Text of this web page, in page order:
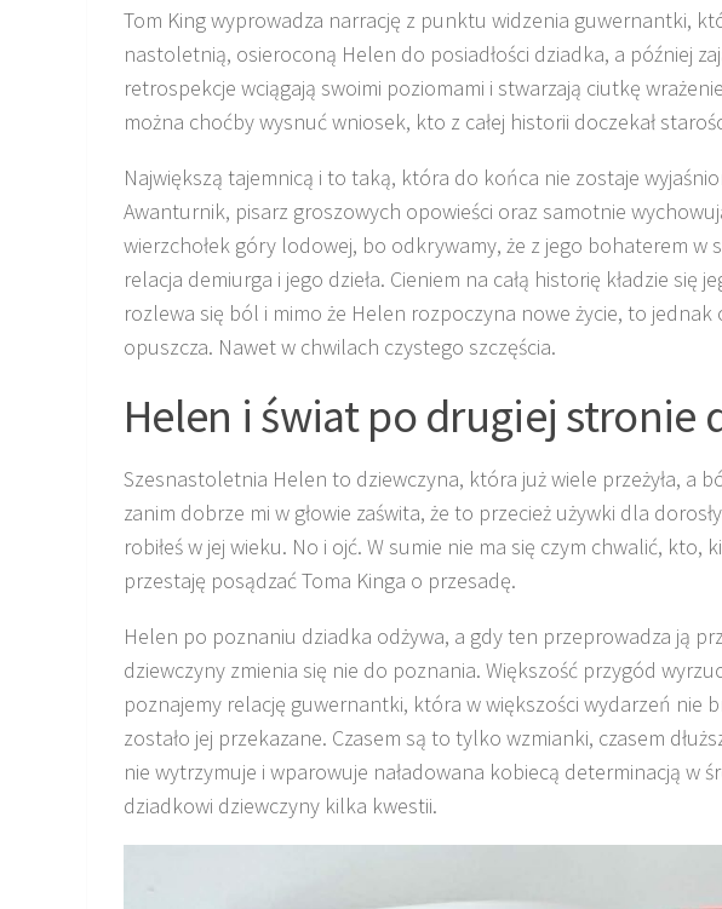
Tom King wyprowadza narrację z punktu widzenia guwernantki,
nastoletnią, osieroconą Helen do posiadłości dziadka, a później
retrospekcje wciągają swoimi poziomami i stwarzają ciutkę
można choćby wysnuć wniosek, kto z całej historii doczekał
Największą tajemnicą i to taką, która do końca nie zostaje
Awanturnik, pisarz groszowych opowieści oraz samotnie
wierzchołek góry lodowej, bo odkrywamy, że z jego bohaterem w
relacja demiurga i jego dzieła. Cieniem na całą historię kładzie
rozlewa się ból i mimo że Helen rozpoczyna nowe życie, to
opuszcza. Nawet w chwilach czystego szczęścia.
Helen i świat po drugiej stronie
Szesnastoletnia Helen to dziewczyna, która już wiele przeżyła, a
zanim dobrze mi w głowie zaświta, że to przecież używki dla
robiłeś w jej wieku. No i ojć. W sumie nie ma się czym chwalić, kto,
przestaję posądzać Toma Kinga o przesadę.
Helen po poznaniu dziadka odżywa, a gdy ten przeprowadza ją
dziewczyny zmienia się nie do poznania. Większość przygód
poznajemy relację guwernantki, która w większości wydarzeń nie
zostało jej przekazane. Czasem są to tylko wzmianki, czasem
nie wytrzymuje i wparowuje naładowana kobiecą determinacją w
dziadkowi dziewczyny kilka kwestii.